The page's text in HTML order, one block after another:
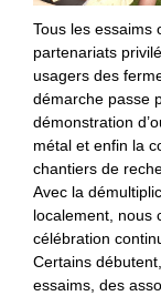
Tous les essaims
partenariats
usagers des
démarche passe
démonstration
métal et enfin la
chantiers de
Avec la
localement, nous
célébration
Certains
essaims, des